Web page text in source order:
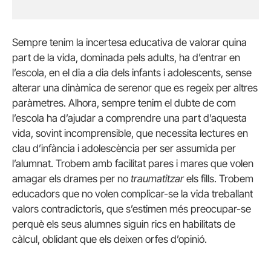
Sempre tenim la incertesa educativa de valorar quina
part de la vida, dominada pels adults, ha d’entrar en
l’escola, en el dia a dia dels infants i adolescents, sense
alterar una dinàmica de serenor que es regeix per altres
paràmetres. Alhora, sempre tenim el dubte de com
l’escola ha d’ajudar a comprendre una part d’aquesta
vida, sovint incomprensible, que necessita lectures en
clau d’infància i adolescència per ser assumida per
l’alumnat. Trobem amb facilitat pares i mares que volen
amagar els drames per no traumatitzarels fills. Trobem
educadors que no volen complicar-se la vida treballant
valors contradictoris, que s’estimen més preocupar-se
perquè els seus alumnes siguin rics en habilitats de
càlcul, oblidant que els deixen orfes d’opinió.